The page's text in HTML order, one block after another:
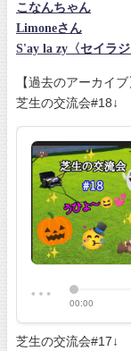
こなんちゃん
Limoneさん
S'ay la zy〈セイラ
【過去のアーカイブ
芝生の交流会#18↓
芝生の交流会#17↓